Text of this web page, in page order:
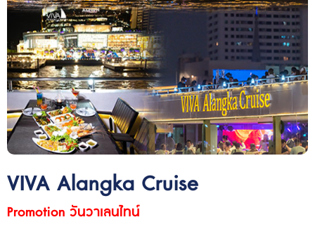
VIVA Alangka Cruise
Promotion วันวาเลนไทน์